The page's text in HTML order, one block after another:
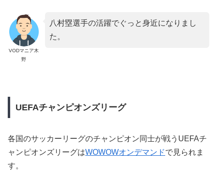
VODマニア木
野
八村塁選手の活躍でぐっと身近になりまし
た。
UEFAチャンピオンズリーグ
各国のサッカーリーグのチャンピオン同士が戦うUEFAチ
ャンピオンズリーグはWOWOWオンデマンドで見られま
す。